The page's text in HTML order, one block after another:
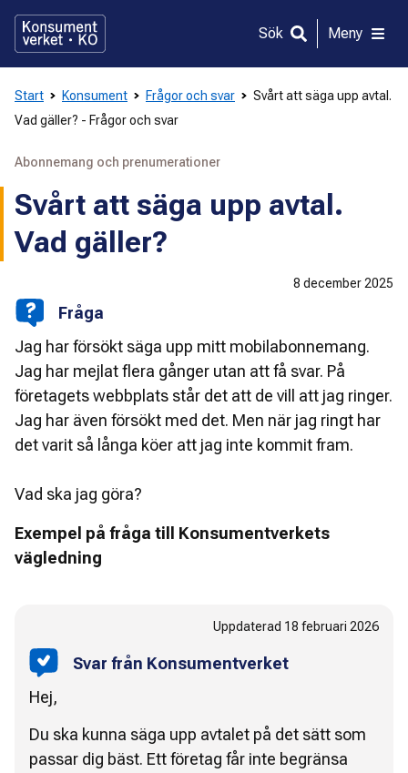
direkt
innehållet
Sök Meny
Start Konsument Frågor och svar
Svårt att säga upp avtal.
Vad gäller? - Frågor och svar
Abonnemang och prenumerationer
Svårt att säga upp avtal.
Vad gäller?
Fråga
Jag har försökt säga upp mitt mobilabonnemang.
Jag har mejlat flera gånger utan att få svar. På
företagets webbplats står det att de vill att jag ringer.
Jag har även försökt med det. Men när jag ringt har
det varit så långa köer att jag inte kommit fram.
Vad ska jag göra?
Exempel på fråga till Konsumentverkets
vägledning
8 december 2025
Svar från Konsumentverket
Uppdaterad 18 februari 2026
Hej,
Du ska kunna säga upp avtalet på det sätt som
passar dig bäst. Ett företag får inte begränsa